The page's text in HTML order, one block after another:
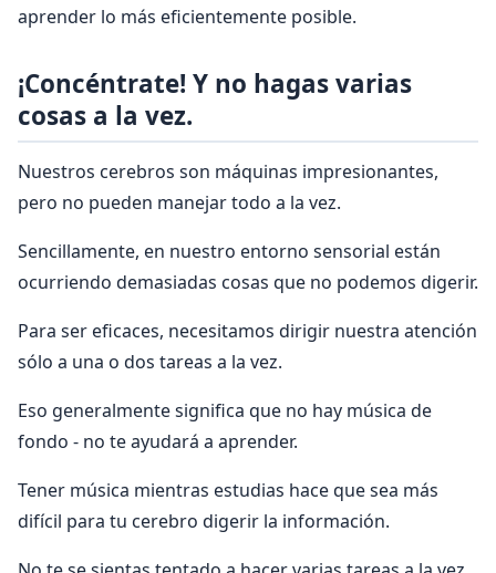
aprender lo más eficientemente posible.
¡Concéntrate! Y no hagas varias
cosas a la vez.
Nuestros cerebros son máquinas impresionantes,
pero no pueden manejar todo a la vez.
Sencillamente, en nuestro entorno sensorial están
ocurriendo demasiadas cosas que no podemos digerir.
Para ser eficaces, necesitamos dirigir nuestra atención
sólo a una o dos tareas a la vez.
Eso generalmente significa que no hay música de
fondo - no te ayudará a aprender.
Tener música mientras estudias hace que sea más
difícil para tu cerebro digerir la información.